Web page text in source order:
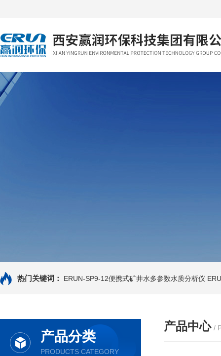
热门关键词： ERUN-SP9-12便携式矿井水多参数水质分析仪
产品分类
PRODUCTS CATEGORY
产品中心 /